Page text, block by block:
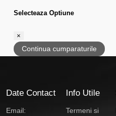
Selecteaza Optiune
×
Continua cumparaturile
Date Contact
Email:
Info Utile
Termeni si